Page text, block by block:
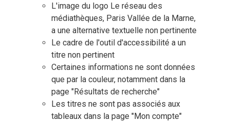
L'image du logo Le réseau des
médiathèques, Paris Vallée de la Marne,
a une alternative textuelle non pertinente
Le cadre de l'outil d'accessibilité a un
titre non pertinent
Certaines informations ne sont données
que par la couleur, notamment dans la
page "Résultats de recherche"
Les titres ne sont pas associés aux
tableaux dans la page "Mon compte"